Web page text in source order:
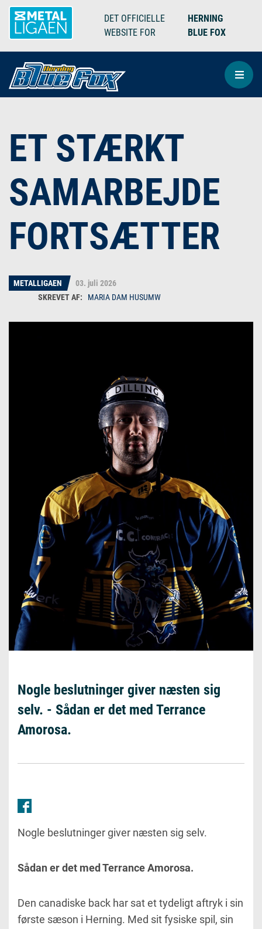
DET OFFICIELLE
WEBSITE FOR
HERNING
BLUE FOX
ET STÆRKT
SAMARBEJDE
FORTSÆTTER
METALLIGAEN
03. juli 2026
MARIA DAM HUSUMW
Nogle beslutninger giver næsten sig
selv. - Sådan er det med Terrance
Amorosa.
Nogle beslutninger giver næsten sig selv.
Sådan er det med Terrance Amorosa.
Den canadiske back har sat et tydeligt aftryk i sin
første sæson i Herning. Med sit fysiske spil, sin